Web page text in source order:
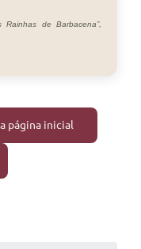
de Barbacena”,
página inicial